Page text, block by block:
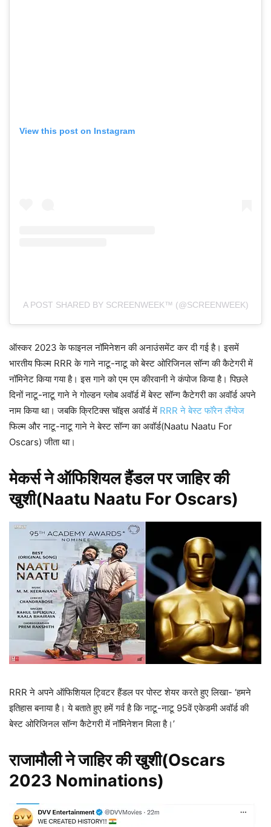
View this post on Instagram
A POST SHARED BY SCREENWEEK™ (@SCREENWEEK)
ऑस्कर 2023 के फाइनल नॉमिनेशन की अनाउंसमेंट कर दी गई है। इसमें
भारतीय फिल्म RRR के गाने नाटू-नाटू को बेस्ट ओरिजिनल सॉन्ग की कैटेगरी में
नॉमिनेट किया गया है। इस गाने को एम एम कीरवानी ने कंपोज किया है। पिछले
दिनों नाटू-नाटू गाने ने गोल्डन ग्लोब अवॉर्ड में बेस्ट सॉन्ग कैटेगरी का अवॉर्ड अपने
नाम किया था। जबकि क्रिटिक्स चॉइस अवॉर्ड में RRR ने बेस्ट फॉरेन लैंग्वेज
फिल्म और नाटू-नाटू गाने ने बेस्ट सॉन्ग का अवॉर्ड(Naatu Naatu For
Oscars) जीता था।
मेकर्स ने ऑफिशियल हैंडल पर जाहिर की
खुशी(Naatu Naatu For Oscars)
RRR ने अपने ऑफिशियल ट्विटर हैंडल पर पोस्ट शेयर करते हुए लिखा- ‘हमने
इतिहास बनाया है। ये बताते हुए हमें गर्व है कि नाटू-नाटू 95वें एकेडमी अवॉर्ड की
बेस्ट ओरिजिनल सॉन्ग कैटेगरी में नॉमिनेशन मिला है।’
राजामौली ने जाहिर की खुशी(Oscars
2023 Nominations)